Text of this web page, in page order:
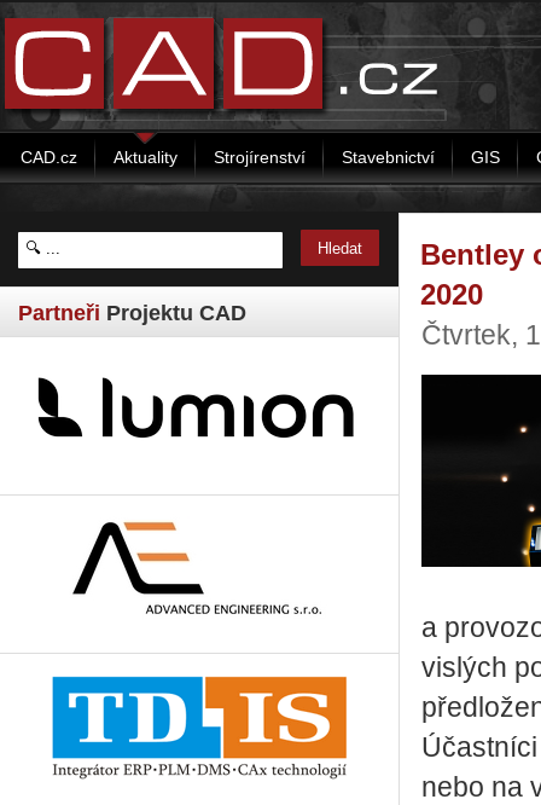
CAD.cz Aktuality Strojírenství Stavebnictví GIS
Partneři Projektu CAD
Bentley
2020
Čtvrtek,
a
vis­lých
nebo na